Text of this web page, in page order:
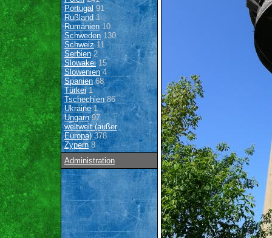
Portugal91
Rußland 1
Rumänien10
Schweden 130
Schweiz11
Serbien2
Slowakei15
Slowenien4
Spanien68
Türkei1
Tschechien 86
Ukraine1
Ungarn97
weltweit (außer
Europa)378
Zypern8
Administration